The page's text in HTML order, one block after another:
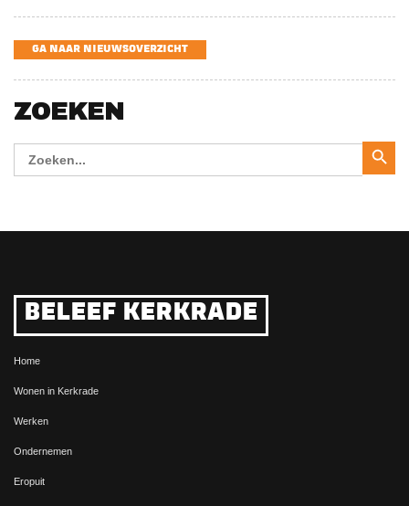
GA NAAR NIEUWSOVERZICHT
ZOEKEN
Zoek
naar:
BELEEF KERKRADE
Home
Wonen in Kerkrade
Werken
Ondernemen
Eropuit